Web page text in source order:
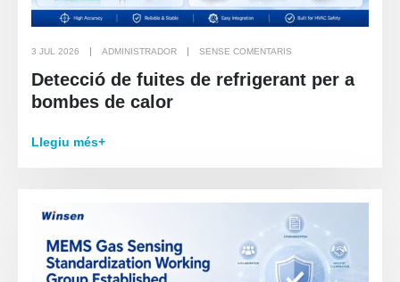
3 JUL 2026 ADMINISTRADOR SENSE COMENTARIS
Detecció de fuites de refrigerant per a
bombes de calor
Llegiu més+